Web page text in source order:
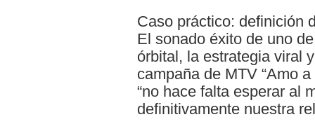
Caso práctico: definición
El sonado éxito de uno
órbital, la estrategia viral
campaña de MTV “Amo
“no hace falta esperar al
definitivamente nuestra